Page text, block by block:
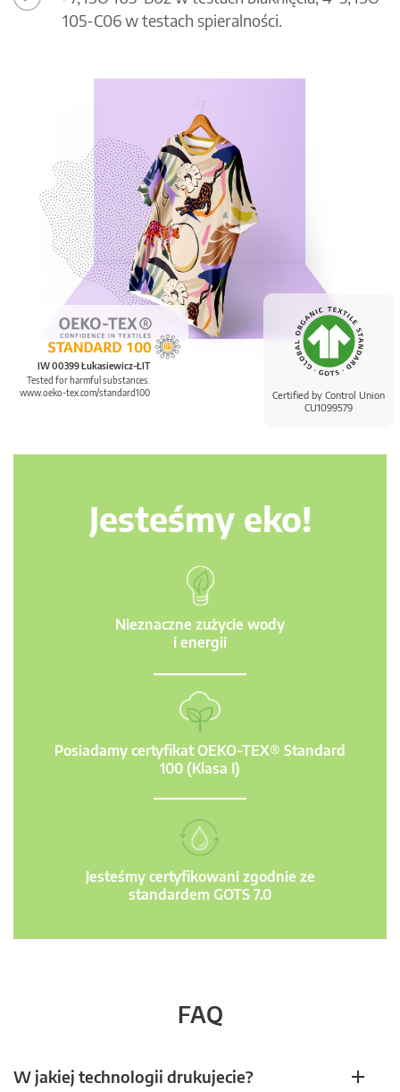
Certified by Control Union
CU1099579
IW 00399 Łukasiewicz-ŁIT
Tested for harmful substances.
www.oeko-tex.com/standard100
105-C06 w testach spieralności.
Jesteśmy eko!
Nieznaczne zużycie wody
i energii
Posiadamy certyfikat OEKO-TEX® Standard
100 (Klasa I)
Jesteśmy certyfikowani zgodnie ze
standardem GOTS 7.0
FAQ
W jakiej technologii drukujecie?